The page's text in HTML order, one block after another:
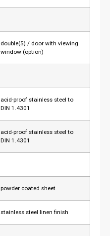
double(5) / door with viewing
window (option)
acid-proof stainless steel to
DIN 1.4301
acid-proof stainless steel to
DIN 1.4301
powder coated sheet
stainless steel linen finish